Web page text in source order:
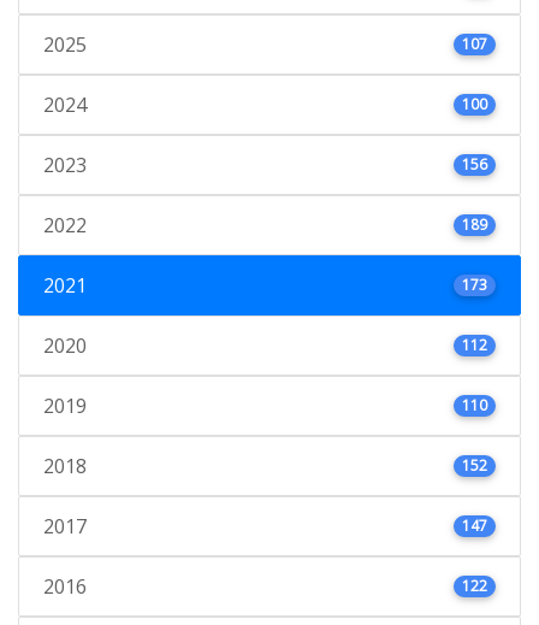
2025 107
2024 100
2023 156
2022 189
2021 173
2020 112
2019 110
2018 152
2017 147
2016 122